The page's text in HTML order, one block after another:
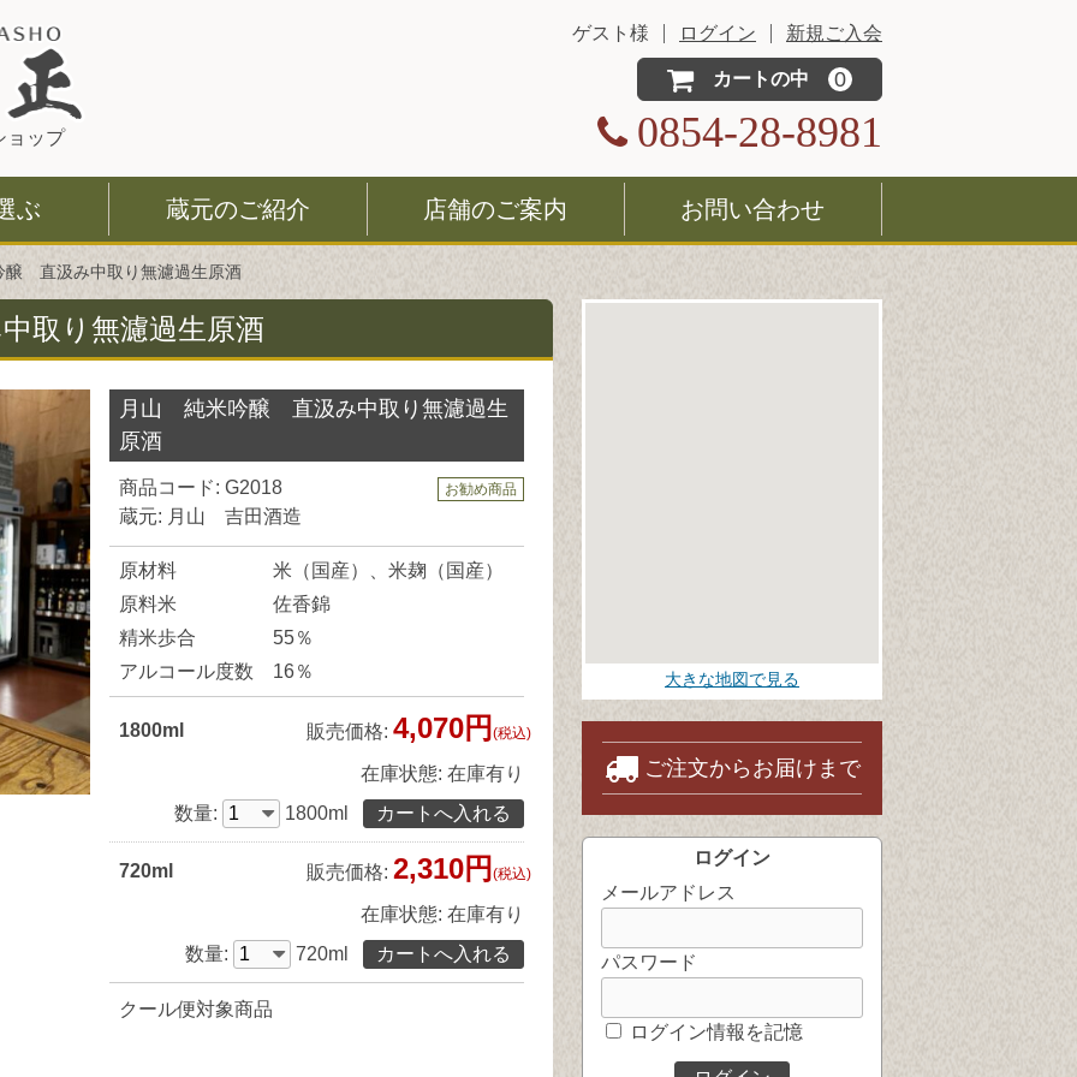
ョップ
ゲスト様 ログイン 新規ご入会
カートの中 0
0854-28-8981
ぶ 蔵元のご紹介 店舗のご案内 お問い合わせ
直汲み中取り無濾過生原酒
取り無濾過生原酒
月山 純米吟醸 直汲み中取り無濾過生
原酒
商品コード: G2018
蔵元: 月山 吉田酒造
お勧め商品
原材料
米（国産）、米麹（国産）
原料米
佐香錦
精米歩合
55％
アルコール度数
16％
1800ml 販売価格: 4,070円 (税込)
在庫状態: 在庫有り
数量:
1800ml
720ml 販売価格: 2,310円 (税込)
在庫状態: 在庫有り
数量:
720ml
クール便対象商品
大きな地図で見る
ご注文からお届けまで
ログイン
メールアドレス
パスワード
ログイン情報を記憶